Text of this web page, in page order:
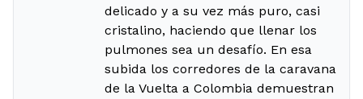
delicado y a su vez más puro, casi
cristalino, haciendo que llenar los
pulmones sea un desafío. En esa
subida los corredores de la caravana
de la Vuelta a Colombia demuestran